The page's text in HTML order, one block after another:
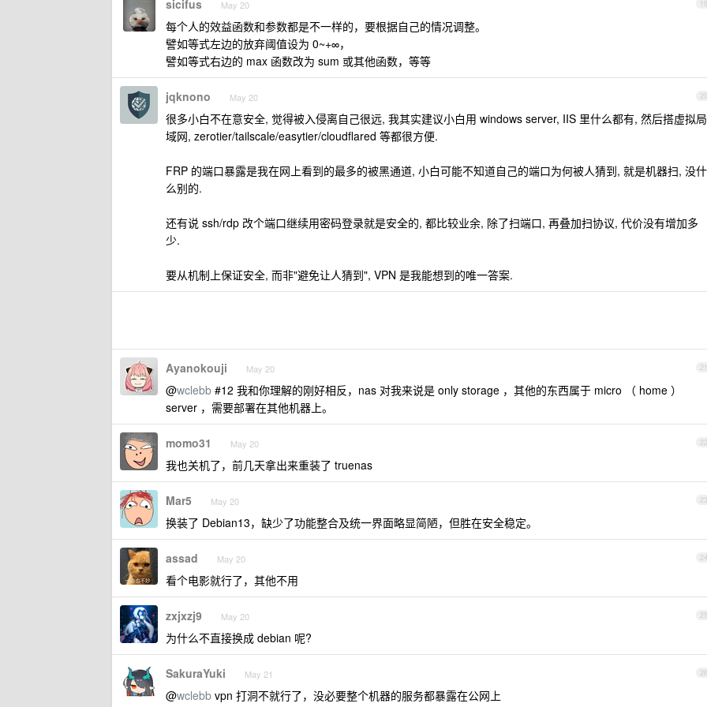
19
sicifus May 20
每个人的效益函数和参数都是不一样的，要根据自己的情况调整。
譬如等式左边的放弃阈值设为 0~+∞，
譬如等式右边的 max 函数改为 sum 或其他函数，等等
20
jqknono May 20
很多小白不在意安全, 觉得被入侵离自己很远, 我其实建议小白用 windows server, IIS 里什么都有, 然后搭虚拟局
域网, zerotier/tailscale/easytier/cloudflared 等都很方便.
FRP 的端口暴露是我在网上看到的最多的被黑通道, 小白可能不知道自己的端口为何被人猜到, 就是机器扫, 没什
么别的.
还有说 ssh/rdp 改个端口继续用密码登录就是安全的, 都比较业余, 除了扫端口, 再叠加扫协议, 代价没有增加多
少.
要从机制上保证安全, 而非"避免让人猜到", VPN 是我能想到的唯一答案.
21
Ayanokouji May 20
@wclebb #12 我和你理解的刚好相反，nas 对我来说是 only storage ，其他的东西属于 micro （ home ）
server ，需要部署在其他机器上。
22
momo31 May 20
我也关机了，前几天拿出来重装了 truenas
23
Mar5 May 20
换装了 Debian13，缺少了功能整合及统一界面略显简陋，但胜在安全稳定。
24
assad May 20
看个电影就行了，其他不用
25
zxjxzj9 May 20
为什么不直接换成 debian 呢?
26
SakuraYuki May 21
@wclebb vpn 打洞不就行了，没必要整个机器的服务都暴露在公网上